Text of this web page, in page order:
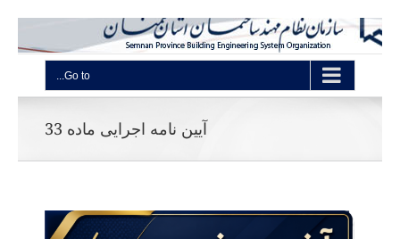
Go to...
آیین نامه اجرایی ماده 33